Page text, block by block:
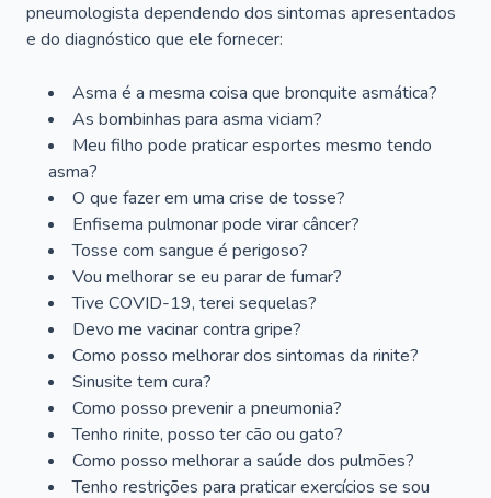
pneumologista dependendo dos sintomas apresentados
e do diagnóstico que ele fornecer:
Asma é a mesma coisa que bronquite asmática?
As bombinhas para asma viciam?
Meu filho pode praticar esportes mesmo tendo
asma?
O que fazer em uma crise de tosse?
Enfisema pulmonar pode virar câncer?
Tosse com sangue é perigoso?
Vou melhorar se eu parar de fumar?
Tive COVID-19, terei sequelas?
Devo me vacinar contra gripe?
Como posso melhorar dos sintomas da rinite?
Sinusite tem cura?
Como posso prevenir a pneumonia?
Tenho rinite, posso ter cão ou gato?
Como posso melhorar a saúde dos pulmões?
Tenho restrições para praticar exercícios se sou